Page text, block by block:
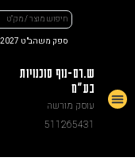
ספק משהב"ט 83362027
ש.רם-נוף סוכנויות
בע"מ
עוסק מורשה
511265431